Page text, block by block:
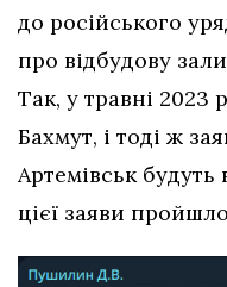
до російського
про відбудову
Так, у травні 2023
Бахмут, і тоді ж
Артемівськ
цієї заяви